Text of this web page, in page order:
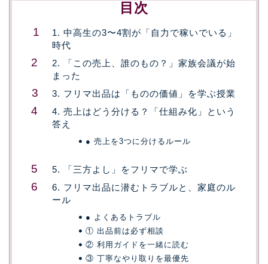
目次
1. 中高生の3〜4割が「自力で稼いでいる」
時代
2. 「この売上、誰のもの？」家族会議が始
まった
3. フリマ出品は「ものの価値」を学ぶ授業
4. 売上はどう分ける？「仕組み化」という
答え
● 売上を3つに分けるルール
5. 「三方よし」をフリマで学ぶ
6. フリマ出品に潜むトラブルと、家庭のル
ール
● よくあるトラブル
① 出品前は必ず相談
② 利用ガイドを一緒に読む
③ 丁寧なやり取りを最優先